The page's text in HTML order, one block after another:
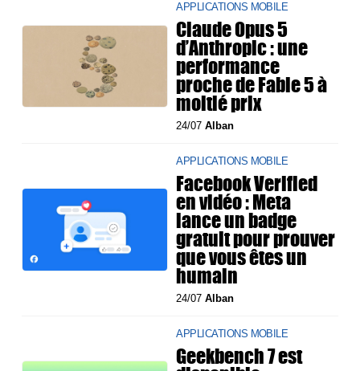
APPLICATIONS MOBILE
Claude Opus 5
d’Anthropic : une
performance
proche de Fable 5 à
moitié prix
24/07Alban
APPLICATIONS MOBILE
Facebook Verified
en vidéo : Meta
lance un badge
gratuit pour prouver
que vous êtes un
humain
24/07Alban
APPLICATIONS MOBILE
Geekbench 7 est